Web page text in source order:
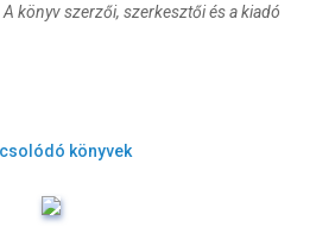
A könyv szerzői, szerkesztői és a kiadó
könyvek